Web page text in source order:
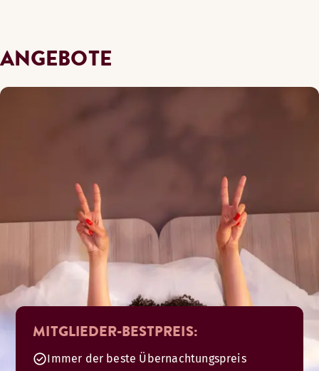
ANGEBOTE
MITGLIEDER-BESTPREIS:
Immer der beste Übernachtungspreis